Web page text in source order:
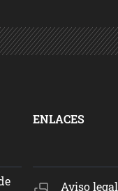
ENLACES
Aviso legal